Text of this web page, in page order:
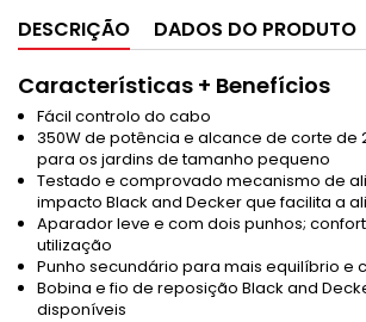
DESCRIÇÃO DADOS DO PRODUTO
Características + Benefícios
Fácil controlo do cabo
350W de potência e alcance de corte de
para os jardins de tamanho pequeno
Testado e comprovado mecanismo de
impacto Black and Decker que facilita a
Aparador leve e com dois punhos;
utilização
Punho secundário para mais equilíbrio e
Bobina e fio de reposição Black and
disponíveis